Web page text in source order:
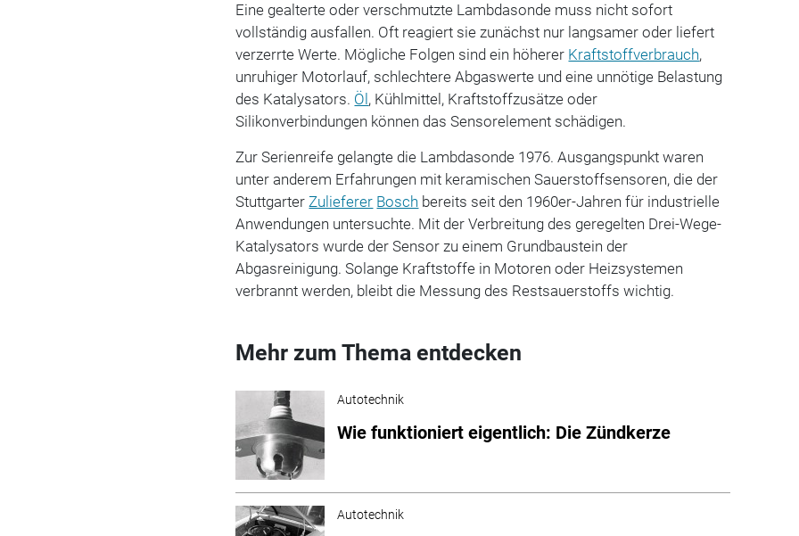
Eine gealterte oder verschmutzte Lambdasonde muss nicht sofort
vollständig ausfallen. Oft reagiert sie zunächst nur langsamer oder liefert
verzerrte Werte. Mögliche Folgen sind ein höherer Kraftstoffverbrauch,
unruhiger Motorlauf, schlechtere Abgaswerte und eine unnötige Belastung
des Katalysators. Öl , Kühlmittel, Kraftstoffzusätze oder
Silikonverbindungen können das Sensorelement schädigen.
Zur Serienreife gelangte die Lambdasonde 1976. Ausgangspunkt waren
unter anderem Erfahrungen mit keramischen Sauerstoffsensoren, die der
StuttgarterZulieferer Bosch bereits seit den 1960er-Jahren für industrielle
Anwendungen untersuchte. Mit der Verbreitung des geregelten Drei-Wege-
Katalysators wurde der Sensor zu einem Grundbaustein der
Abgasreinigung. Solange Kraftstoffe in Motoren oder Heizsystemen
verbrannt werden, bleibt die Messung des Restsauerstoffs wichtig.
Mehr zum Thema entdecken
Autotechnik
Wie funktioniert eigentlich: Die Zündkerze
Autotechnik